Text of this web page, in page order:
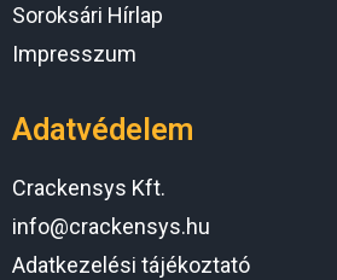
Soroksári Hírlap
Impresszum
Adatvédelem
Crackensys Kft.
info@crackensys.hu
Adatkezelési tájékoztató